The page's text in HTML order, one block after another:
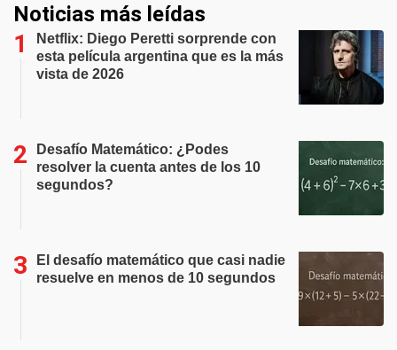
Noticias más leídas
Netflix: Diego Peretti sorprende con
esta película argentina que es la más
vista de 2026
Desafío Matemático: ¿Podes
resolver la cuenta antes de los 10
segundos?
El desafío matemático que casi nadie
resuelve en menos de 10 segundos